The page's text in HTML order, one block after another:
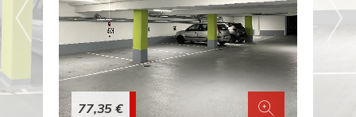
77,35 €